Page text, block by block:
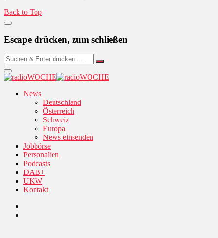
Back to Top
Escape drücken, zum schließen
News
Deutschland
Österreich
Schweiz
Europa
News einsenden
Jobbörse
Personalien
Podcasts
DAB+
UKW
Kontakt